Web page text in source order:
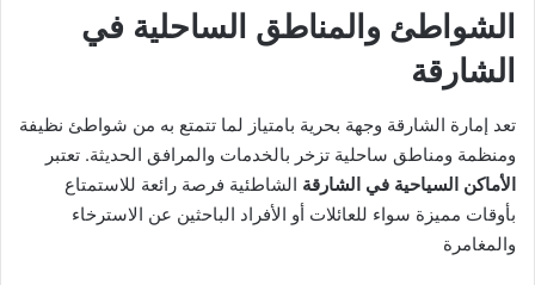
الشواطئ والمناطق الساحلية في
الشارقة
تعد إمارة الشارقة وجهة بحرية بامتياز لما تتمتع به من شواطئ نظيفة
ومنظمة ومناطق ساحلية تزخر بالخدمات والمرافق الحديثة. تعتبر
الأماكن السياحية في الشارقة الشاطئية فرصة رائعة للاستمتاع
بأوقات مميزة سواء للعائلات أو الأفراد الباحثين عن الاسترخاء
والمغامرة